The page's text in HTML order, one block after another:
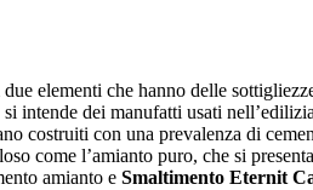
elementi che hanno delle
si intende dei manufatti usati
costruiti con una prevalenza di
come l’amianto puro, che si
amianto e Smaltimento Eternit